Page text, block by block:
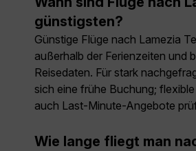
günstigsten?
Günstige Flüge nach Lamezia
außerhalb der Ferienzeiten und
Reisedaten. Für stark
sich eine frühe Buchung;
auch Last-Minute-Angebote
Wie lange fliegt man